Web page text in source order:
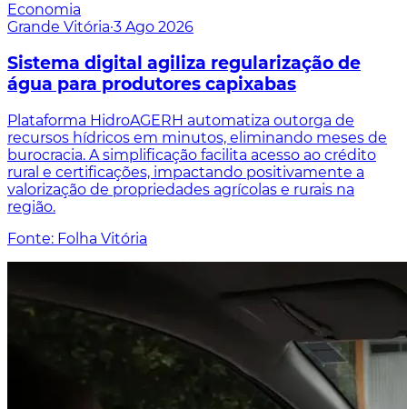
Economia
Grande Vitória·3 Ago 2026
Sistema digital agiliza regularização de
água para produtores capixabas
Plataforma HidroAGERH automatiza outorga de
recursos hídricos em minutos, eliminando meses de
burocracia. A simplificação facilita acesso ao crédito
rural e certificações, impactando positivamente a
valorização de propriedades agrícolas e rurais na
região.
Fonte: Folha Vitória